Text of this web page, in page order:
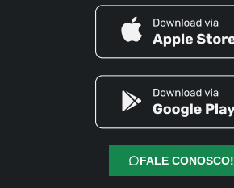
FALE CONOSCO!